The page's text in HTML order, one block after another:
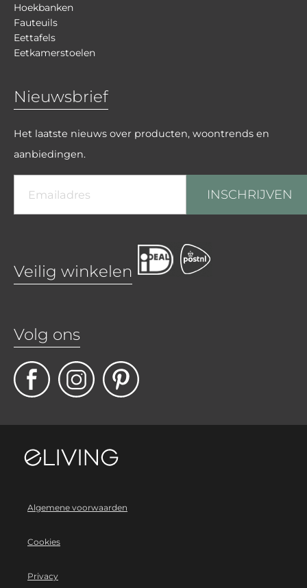
Hoekbanken
Fauteuils
Eettafels
Eetkamerstoelen
Nieuwsbrief
Het laatste nieuws over producten, woontrends en
aanbiedingen.
INSCHRIJVEN
Veilig winkelen
Volg ons
Algemene voorwaarden
Cookies
Privacy